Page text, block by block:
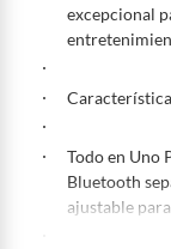
48 horas:
productos para
tecnología,
máquinas.
No se pueden
Productos de
excepcional
Todo en Uno
Bluetooth
ajustable